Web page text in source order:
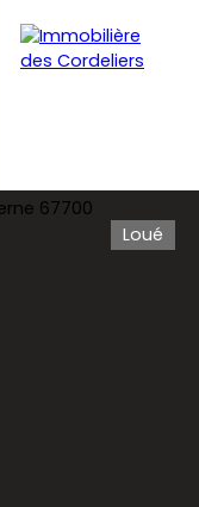
Loué